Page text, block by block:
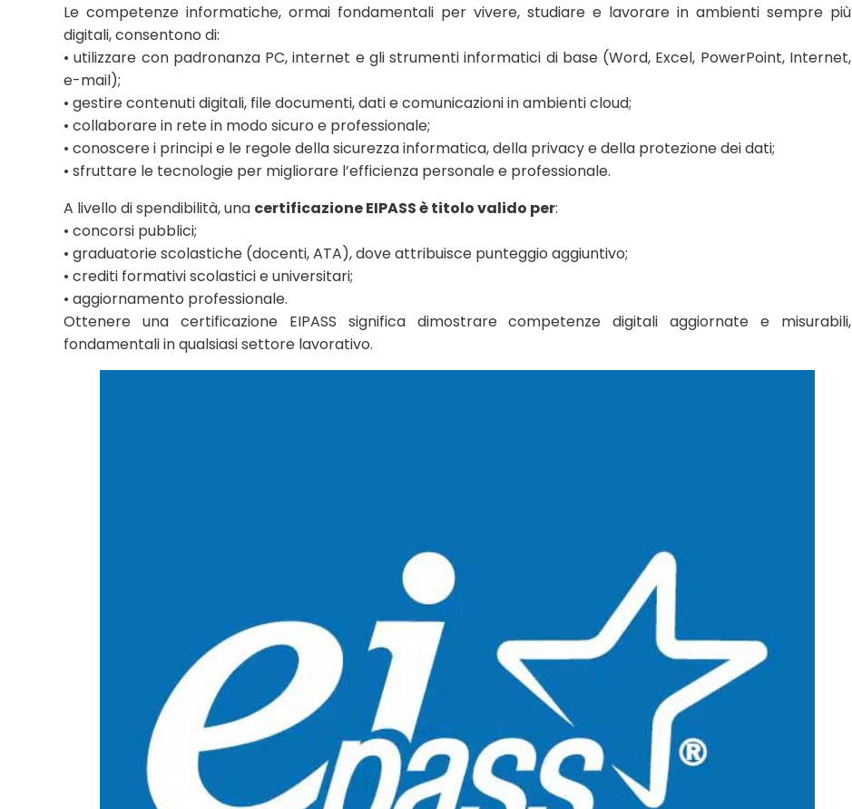
Le competenze informatiche, ormai fondamentali per vivere, studiare e lavorare in ambienti sempre più
digitali, consentono di:
• utilizzare con padronanza PC, internet e gli strumenti informatici di base (Word, Excel, PowerPoint, Internet,
e-mail);
• gestire contenuti digitali, file documenti, dati e comunicazioni in ambienti cloud;
• collaborare in rete in modo sicuro e professionale;
• conoscere i principi e le regole della sicurezza informatica, della privacy e della protezione dei dati;
• sfruttare le tecnologie per migliorare l’efficienza personale e professionale.
A livello di spendibilità, una certificazione EIPASS è titolo valido per:
• concorsi pubblici;
• graduatorie scolastiche (docenti, ATA), dove attribuisce punteggio aggiuntivo;
• crediti formativi scolastici e universitari;
• aggiornamento professionale.
Ottenere una certificazione EIPASS significa dimostrare competenze digitali aggiornate e misurabili,
fondamentali in qualsiasi settore lavorativo.